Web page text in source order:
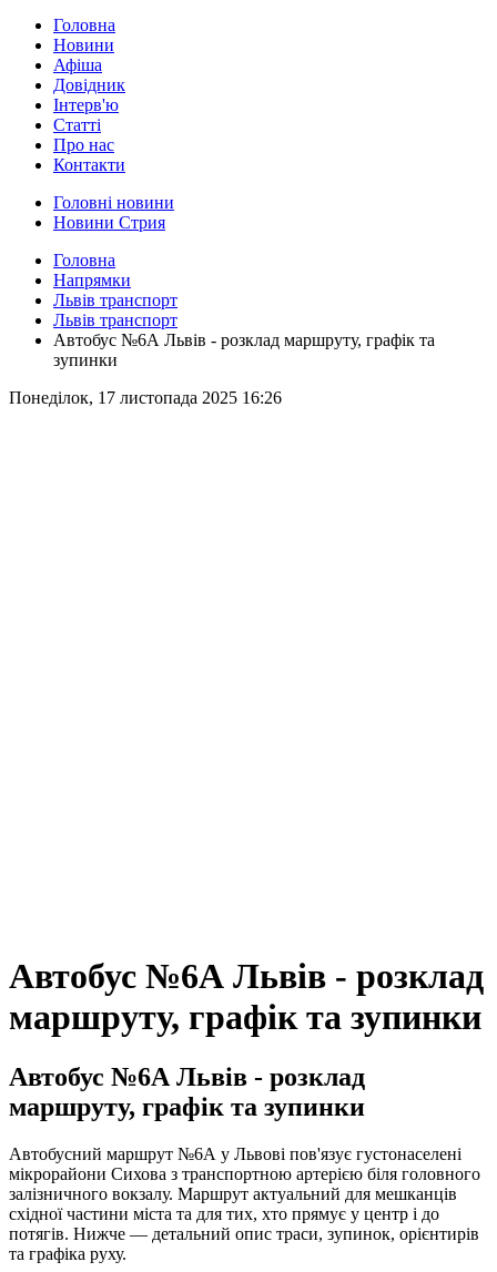
Головна
Новини
Афіша
Довідник
Інтерв'ю
Статті
Про нас
Контакти
Головні новини
Новини Стрия
Головна
Напрямки
Львів транспорт
Львів транспорт
Автобус №6А Львів - розклад маршруту, графік та
зупинки
Понеділок, 17 листопада 2025 16:26
Автобус №6А Львів - розклад
маршруту, графік та зупинки
Автобус №6А Львів - розклад
маршруту, графік та зупинки
Автобусний маршрут №6А у Львові пов'язує густонаселені
мікрорайони Сихова з транспортною артерією біля головного
залізничного вокзалу. Маршрут актуальний для мешканців
східної частини міста та для тих, хто прямує у центр і до
потягів. Нижче — детальний опис траси, зупинок, орієнтирів
та графіка руху.